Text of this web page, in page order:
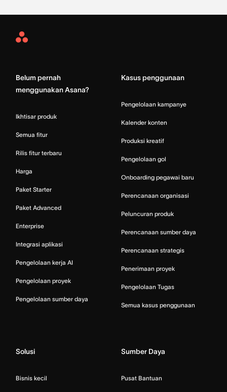
Asana
Belum pernah
menggunakan Asana?
Ikhtisar produk
Semua fitur
Rilis fitur terbaru
Harga
Paket Starter
Paket Advanced
Enterprise
Integrasi aplikasi
Pengelolaan kerja AI
Pengelolaan proyek
Pengelolaan sumber daya
Kasus penggunaan
Pengelolaan kampanye
Kalender konten
Produksi kreatif
Pengelolaan gol
Onboarding pegawai baru
Perencanaan organisasi
Peluncuran produk
Perencanaan sumber daya
Perencanaan strategis
Penerimaan proyek
Pengelolaan Tugas
Semua kasus penggunaan
Solusi
Bisnis kecil
Sumber Daya
Pusat Bantuan